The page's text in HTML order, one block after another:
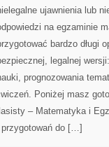
ujawnienia lub
na egzaminie
bardzo długi
legalnej
prognozowania
Poniżej masz
– Matematyka i
do […]